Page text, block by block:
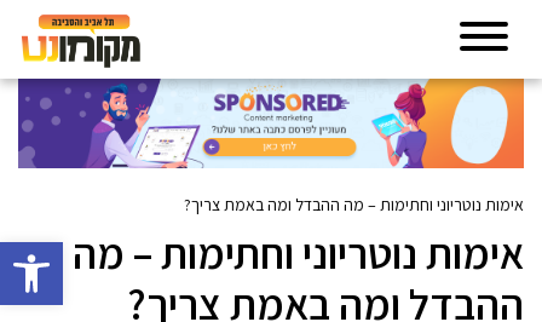
פתח
אימות נוטריוני וחתימות – מה ההבדל ומה באמת צריך?
אימות נוטריוני וחתימות – מה
ההבדל ומה באמת צריך?